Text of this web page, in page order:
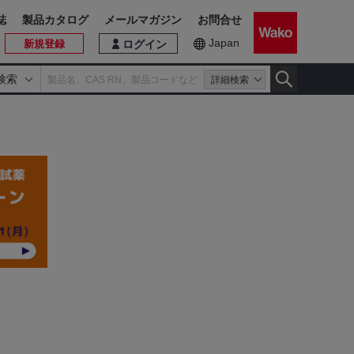
索 詳細検索
ログイン
新規登録 Japan
製品カタログ メールマガジン お問合せ